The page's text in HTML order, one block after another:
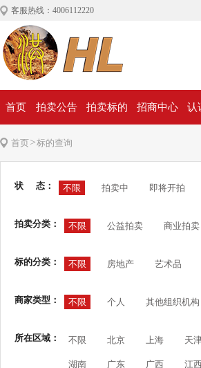
客服热线：4006112220
首页 拍卖公告 拍卖标的 招商中心 认
首页>标的查询
状 态： 不限 拍卖中 即将开拍
拍卖分类： 不限 公益拍卖 商业拍卖
标的分类： 不限 房地产 艺术品
商家类型： 不限 个人 其他组织机构
所在区域： 不限 北京 上海 天
湖南 广东 广西 江